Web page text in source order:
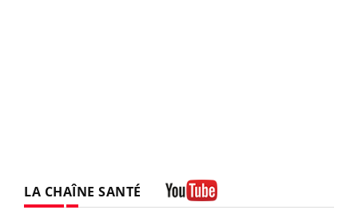
LA CHAÎNE SANTÉ